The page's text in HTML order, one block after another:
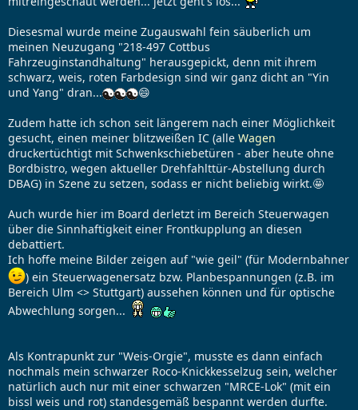
Diesesmal wurde meine Zugauswahl fein säuberlich um
meinen Neuzugang "218-497 Cottbus
Fahrzeuginstandhaltung" herausgepickt, denn mit ihrem
schwarz, weis, roten Farbdesign sind wir ganz dicht an "Yin
und Yang" dran...
😄
Zudem hatte ich schon seit längerem nach einer Möglichkeit
gesucht, einen meiner blitzweißen IC (alle Wagen
druckertüchtigt mit Schwenkschiebetüren - aber heute ohne
Bordbistro, wegen aktueller Drehfahlttür-Abstellung durch
DBAG) in Szene zu setzen, sodass er nicht beliebig wirkt.🤩
Auch wurde hier im Board derletzt im Bereich Steuerwagen
über die Sinnhaftigkeit einer Frontkupplung an diesen
debattiert.
Ich hoffe meine Bilder zeigen auf "wie geil" (für Modernbahner
) ein Steuerwagenersatz bzw. Planbespannungen (z.B. im
Bereich Ulm <> Stuttgart) aussehen können und für optische
Abwechlung sorgen...
Als Kontrapunkt zur "Weis-Orgie", musste es dann einfach
nochmals mein schwarzer Roco-Knickkesselzug sein, welcher
natürlich auch nur mit einer schwarzen "MRCE-Lok" (mit ein
bissl weis und rot) standesgemäß bespannt werden durfte.